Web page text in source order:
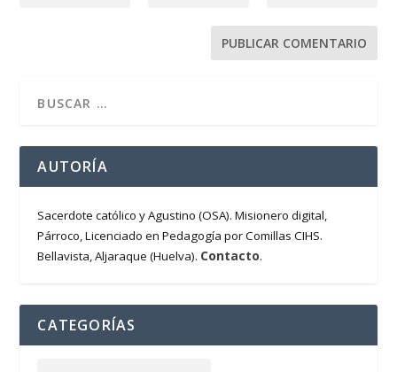
AUTORÍA
Sacerdote católico y Agustino (OSA). Misionero digital,
Párroco, Licenciado en Pedagogía por Comillas CIHS.
Bellavista, Aljaraque (Huelva). Contacto.
CATEGORÍAS